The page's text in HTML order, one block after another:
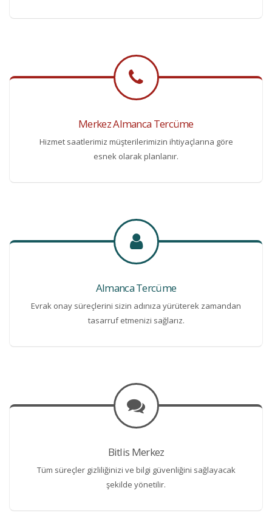
Merkez Almanca Tercüme
Hizmet saatlerimiz müşterilerimizin ihtiyaçlarına göre
esnek olarak planlanır.
Almanca Tercüme
Evrak onay süreçlerini sizin adınıza yürüterek zamandan
tasarruf etmenizi sağlarız.
Bitlis Merkez
Tüm süreçler gizliliğinizi ve bilgi güvenliğini sağlayacak
şekilde yönetilir.